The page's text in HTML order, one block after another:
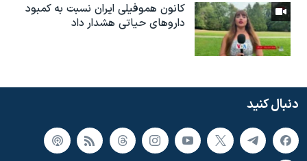
کانون هموفیلی ایران نسبت به کمبود
داروهای حیاتی هشدار داد
دنبال کنید